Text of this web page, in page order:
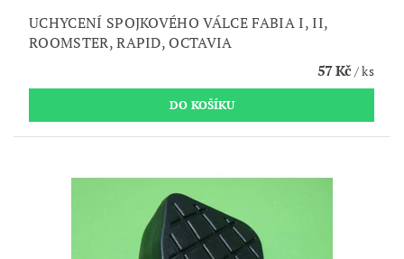
UCHYCENÍ SPOJKOVÉHO VÁLCE FABIA I, II,
ROOMSTER, RAPID, OCTAVIA
57 Kč/ ks